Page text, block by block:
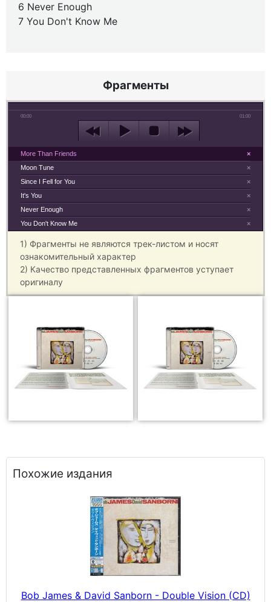
6 Never Enough
7 You Don't Know Me
Фрагменты
00:00 01:00
×
More Than Friends
×
Moon Tune
×
Since I Fell for You
×
It's You
×
Never Enough
×
You Don't Know Me
1) Фрагменты не являются трек-листом и носят
ознакомительный характер
2) Качество представленных фрагментов уступает
оригиналу
Похожие издания
Bob James & David Sanborn - Double Vision (CD)